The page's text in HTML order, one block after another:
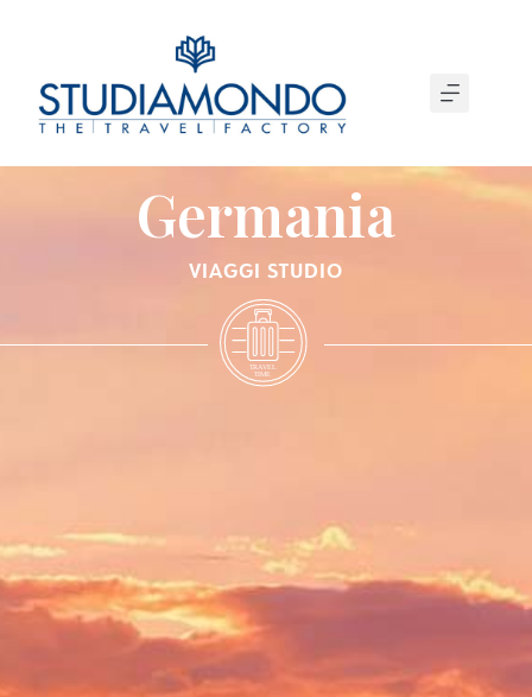
Germania
VIAGGI STUDIO
TR AVEL
TIME